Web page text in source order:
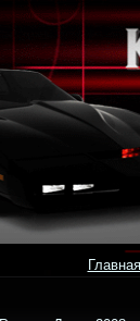
Главная